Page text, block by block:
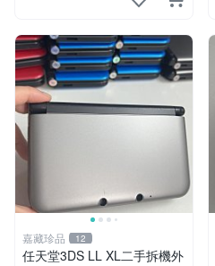
嘉藏珍品 12
任天堂3DS LL XL二手拆機外